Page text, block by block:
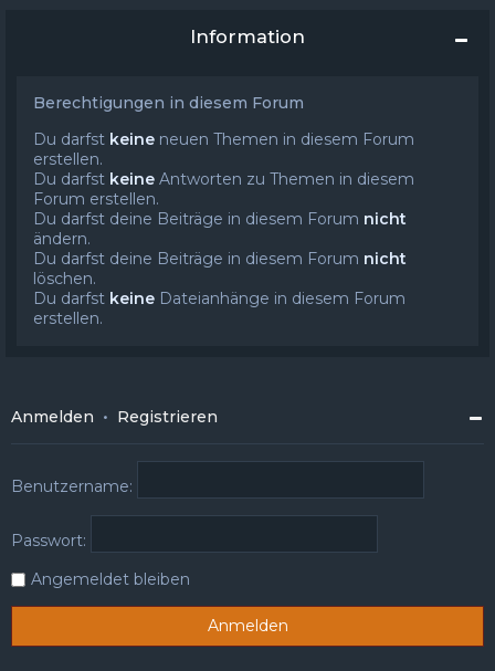
Information
Berechtigungen in diesem Forum
Du darfst keine neuen Themen in diesem Forum
erstellen.
Du darfst keine Antworten zu Themen in diesem
Forum erstellen.
Du darfst deine Beiträge in diesem Forum nicht
ändern.
Du darfst deine Beiträge in diesem Forum nicht
löschen.
Du darfst keine Dateianhänge in diesem Forum
erstellen.
Anmelden • Registrieren
Benutzername:
Passwort:
Angemeldet bleiben